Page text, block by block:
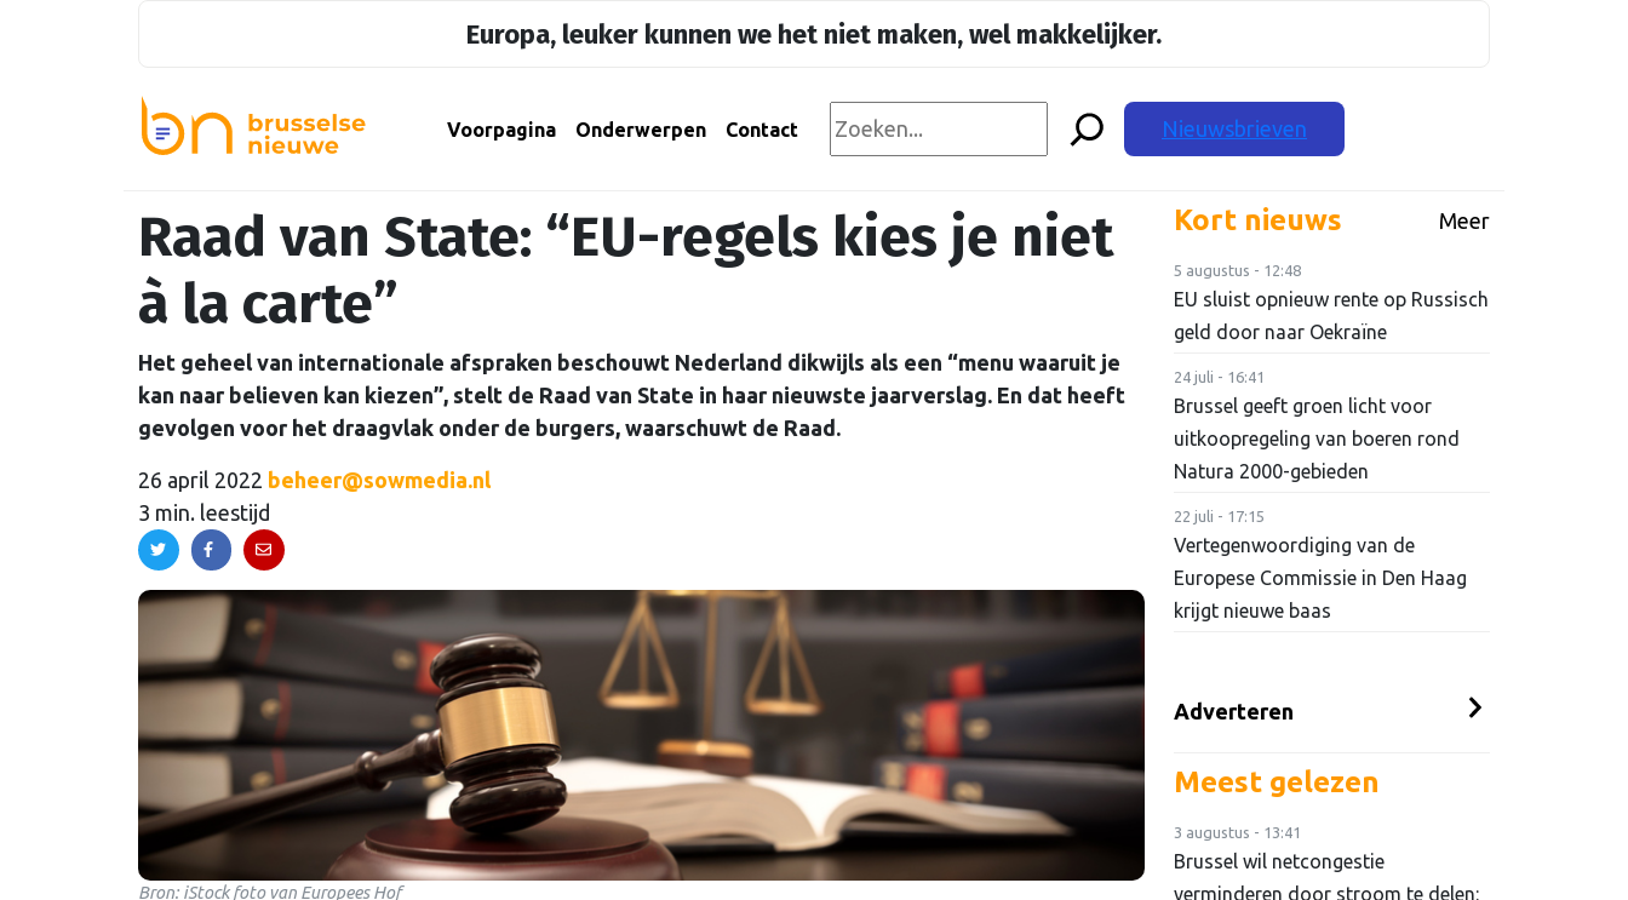
Europa, leuker kunnen we het niet maken, wel makkelijker.
Voorpagina Onderwerpen Contact Nieuwsbrieven
Raad van State: “EU-regels kies je niet
à la carte”
Het geheel van internationale afspraken beschouwt Nederland dikwijls als een “menu waaruit je
kan naar believen kan kiezen”, stelt de Raad van State in haar nieuwste jaarverslag. En dat heeft
gevolgen voor het draagvlak onder de burgers, waarschuwt de Raad.
26 april 2022 beheer@sowmedia.nl
3 min. leestijd
Bron: iStock foto van Europees Hof
Kort nieuws Meer
5 augustus - 12:48
EU sluist opnieuw rente op Russisch
geld door naar Oekraïne
24 juli - 16:41
Brussel geeft groen licht voor
uitkoopregeling van boeren rond
Natura 2000-gebieden
22 juli - 17:15
Vertegenwoordiging van de
Europese Commissie in Den Haag
krijgt nieuwe baas
Adverteren
Meest gelezen
3 augustus - 13:41
Brussel wil netcongestie
verminderen door stroom te delen: